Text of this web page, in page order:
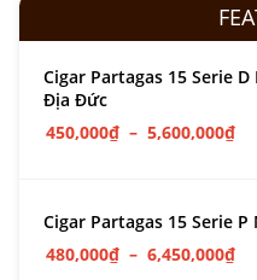
Cigar Partagas 15 Serie
Địa Đức
450,000₫ – 5,600,000₫
Cigar Partagas 15 Serie
480,000₫ – 6,450,000₫